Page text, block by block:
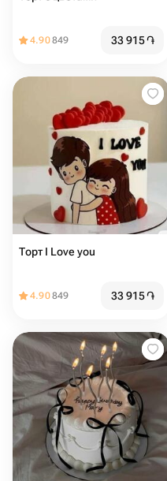
4.90849 33 915֏
Торт I Love you ️
4.90849 33 915֏